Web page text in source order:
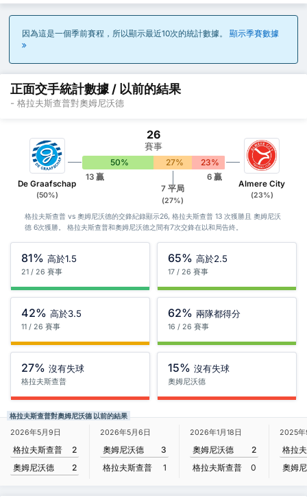
因為這是一個季前賽程，所以顯示最近10次的統計數據。 顯示季賽數據
正面交手統計數據 / 以前的結果
- 格拉夫斯查普對奧姆尼沃德
De Graafschap
(50%)
26
賽事
50% 27% 23%
13 贏
7 平局
(27%)
6 贏
Almere City
(23%)
格拉夫斯查普 vs 奧姆尼沃德的交鋒紀錄顯示26, 格拉夫斯查普 13 次獲勝且 奧姆尼沃
德 6次獲勝。 格拉夫斯查普和奧姆尼沃德之間有7次交鋒在以和局告終。
81% 高於1.5
21 / 26 賽事
65% 高於2.5
17 / 26 賽事
42% 高於3.5
11 / 26 賽事
62% 兩隊都得分
16 / 26 賽事
27% 沒有失球
格拉夫斯查普
15% 沒有失球
奧姆尼沃德
格拉夫斯查普對奧姆尼沃德 以前的結果
2026年5月9日
格拉夫斯查普
2
奧姆尼沃德
2
2026年5月6日
奧姆尼沃德
3
格拉夫斯查普
1
2026年1月18日
奧姆尼沃德
2
格拉夫斯查普
0
2025
格拉
奧姆